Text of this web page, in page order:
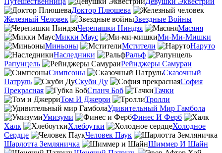
Доктор Плюшева
Железный Человек
Звездные Войны
Черепашки Ниндзя
Масяня
Микки Маус
Ми-Ми-Мишки
Миньоны
Мстители
Наруто
Наследники
Ральф
Рапунцель
Рейнджеры Самураи
Симпсоны
Сказочный
Патруль
Скуби Ду
София
Прекрасная
Спанч Боб
Тачки
Том И Джерри
Тролли
Удивительный Мир Гамбола
Умизуми
Финес И Ферб
Халк
Хлебоутки
Холодное
Сердце
Человек Паук
Шарлотта Земляничка
Шиммер И Шайн